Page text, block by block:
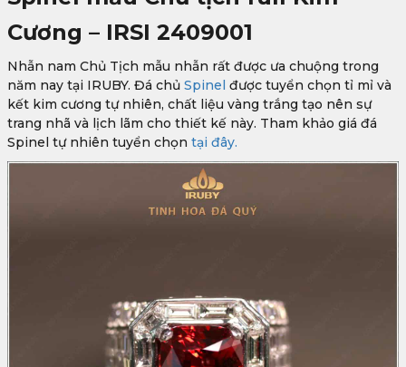
Cương – IRSI 2409001
Nhẫn nam Chủ Tịch mẫu nhẫn rất được ưa chuộng trong
năm nay tại IRUBY. Đá chủ Spinel được tuyển chọn tỉ mỉ và
kết kim cương tự nhiên, chất liệu vàng trắng tạo nên sự
trang nhã và lịch lãm cho thiết kế này. Tham khảo giá đá
Spinel tự nhiên tuyển chọn tại đây.